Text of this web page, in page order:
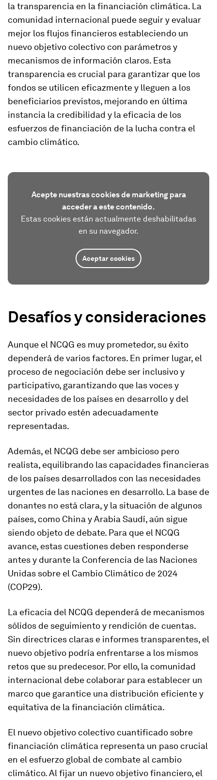
la transparencia en la financiación climática. La
comunidad internacional puede seguir y evaluar
mejor los flujos financieros estableciendo un
nuevo objetivo colectivo con parámetros y
mecanismos de información claros. Esta
transparencia es crucial para garantizar que los
fondos se utilicen eficazmente y lleguen a los
beneficiarios previstos, mejorando en última
instancia la credibilidad y la eficacia de los
esfuerzos de financiación de la lucha contra el
cambio climático.
Acepte nuestras cookies de marketing para
acceder a este contenido.
Estas cookies están actualmente deshabilitadas
en su navegador.
Aceptar cookies
Desafíos y consideraciones
Aunque el NCQG es muy prometedor, su éxito
dependerá de varios factores. En primer lugar, el
proceso de negociación debe ser inclusivo y
participativo, garantizando que las voces y
necesidades de los países en desarrollo y del
sector privado estén adecuadamente
representadas.
Además, el NCQG debe ser ambicioso pero
realista, equilibrando las capacidades financieras
de los países desarrollados con las necesidades
urgentes de las naciones en desarrollo. La base de
donantes no está clara, y la situación de algunos
países, como China y Arabia Saudí, aún sigue
siendo objeto de debate. Para que el NCQG
avance, estas cuestiones deben responderse
antes y durante la Conferencia de las Naciones
Unidas sobre el Cambio Climático de 2024
(COP29).
La eficacia del NCQG dependerá de mecanismos
sólidos de seguimiento y rendición de cuentas.
Sin directrices claras e informes transparentes, el
nuevo objetivo podría enfrentarse a los mismos
retos que su predecesor. Por ello, la comunidad
internacional debe colaborar para establecer un
marco que garantice una distribución eficiente y
equitativa de la financiación climática.
El nuevo objetivo colectivo cuantificado sobre
financiación climática representa un paso crucial
en el esfuerzo global de combate al cambio
climático. Al fijar un nuevo objetivo financiero, el